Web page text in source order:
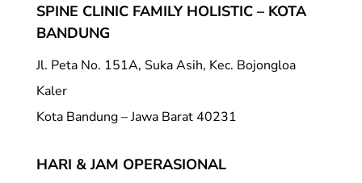
SPINE CLINIC FAMILY HOLISTIC – KOTA
BANDUNG
Jl. Peta No. 151A, Suka Asih, Kec. Bojongloa
Kaler
Kota Bandung – Jawa Barat 40231
HARI & JAM OPERASIONAL